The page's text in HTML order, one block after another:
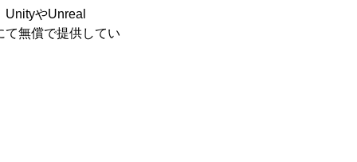
やUnreal
無償で提供してい